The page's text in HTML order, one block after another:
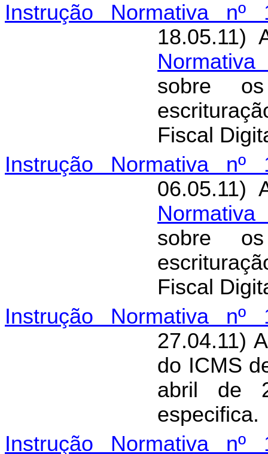
Instrução Normativa nº
18.05.11)
Normativa
sobre
Fiscal
Instrução Normativa nº
06.05.11)
Normativa
sobre
Fiscal
Instrução Normativa nº
27.04.11)
do ICMS
abril de
especifica.
Instrução Normativa nº